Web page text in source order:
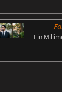
Ein